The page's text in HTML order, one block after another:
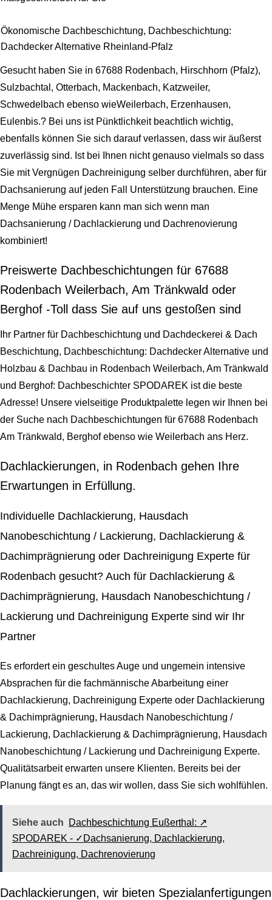
Ökonomische Dachbeschichtung, Dachbeschichtung:
Dachdecker Alternative Rheinland-Pfalz
Gesucht haben Sie in 67688 Rodenbach, Hirschhorn (Pfalz),
Sulzbachtal, Otterbach, Mackenbach, Katzweiler,
Schwedelbach ebenso wieWeilerbach, Erzenhausen,
Eulenbis.? Bei uns ist Pünktlichkeit beachtlich wichtig,
ebenfalls können Sie sich darauf verlassen, dass wir äußerst
zuverlässig sind. Ist bei Ihnen nicht genauso vielmals so dass
Sie mit Vergnügen Dachreinigung selber durchführen, aber für
Dachsanierung auf jeden Fall Unterstützung brauchen. Eine
Menge Mühe ersparen kann man sich wenn man
Dachsanierung / Dachlackierung und Dachrenovierung
kombiniert!
Preiswerte Dachbeschichtungen für 67688
Rodenbach Weilerbach, Am Tränkwald oder
Berghof -Toll dass Sie auf uns gestoßen sind
Ihr Partner für Dachbeschichtung und Dachdeckerei & Dach
Beschichtung, Dachbeschichtung: Dachdecker Alternative und
Holzbau & Dachbau in Rodenbach Weilerbach, Am Tränkwald
und Berghof: Dachbeschichter SPODAREK ist die beste
Adresse! Unsere vielseitige Produktpalette legen wir Ihnen bei
der Suche nach Dachbeschichtungen für 67688 Rodenbach
Am Tränkwald, Berghof ebenso wie Weilerbach ans Herz.
Dachlackierungen, in Rodenbach gehen Ihre
Erwartungen in Erfüllung.
Individuelle Dachlackierung, Hausdach
Nanobeschichtung / Lackierung, Dachlackierung &
Dachimprägnierung oder Dachreinigung Experte für
Rodenbach gesucht? Auch für Dachlackierung &
Dachimprägnierung, Hausdach Nanobeschichtung /
Lackierung und Dachreinigung Experte sind wir Ihr
Partner
Es erfordert ein geschultes Auge und ungemein intensive
Absprachen für die fachmännische Abarbeitung einer
Dachlackierung, Dachreinigung Experte oder Dachlackierung
& Dachimprägnierung, Hausdach Nanobeschichtung /
Lackierung, Dachlackierung & Dachimprägnierung, Hausdach
Nanobeschichtung / Lackierung und Dachreinigung Experte.
Qualitätsarbeit erwarten unsere Klienten. Bereits bei der
Planung fängt es an, das wir wollen, dass Sie sich wohlfühlen.
Siehe auch
Dachbeschichtung Eußerthal: ↗️
SPODAREK - ✓Dachsanierung, Dachlackierung,
Dachreinigung, Dachrenovierung
Dachlackierungen, wir bieten Spezialanfertigungen